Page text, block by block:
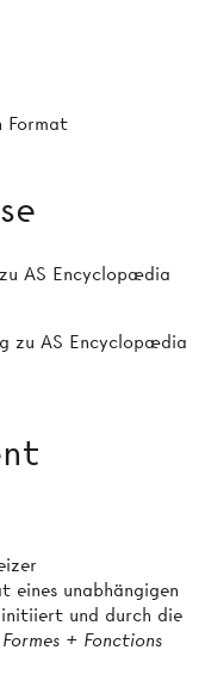
Format
AS Encyclopædia
zu AS Encyclopædia
unabhängigen
und durch die
+ Fonctions